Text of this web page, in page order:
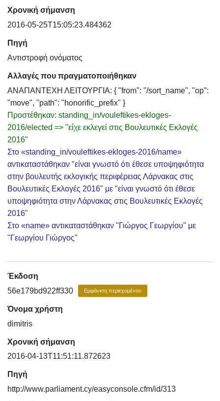
Χρονική σήμανση
2016-05-25T15:05:23.484362
Πηγή
Αντιστροφή ονόματος
Αλλαγές που πραγματοποιήθηκαν
ΑΝΑΠΑΝΤΕΧΗ ΛΕΙΤΟΥΡΓΙΑ: { "from": "/sort_name", "op":
"move", "path": "honorific_prefix" }
Προστέθηκαν: standing_in/vouleftikes-ekloges-
2016/elected => "είχε εκλεγεί στις Βουλευτικές Εκλογές
2016"
Στο «standing_in/vouleftikes-ekloges-2016/name»
αντικαταστάθηκαν "είναι γνωστό ότι έθεσε υποψηφιότητα
στην βουλευτής εκλογικής περιφέρειας Λάρνακας στις
Βουλευτικές Εκλογές 2016" με "είναι γνωστό ότι έθεσε
υποψηφιότητα στην Λάρνακας στις Βουλευτικές Εκλογές
2016"
Στο «name» αντικαταστάθηκαν "Γιώργος Γεωργίου" με
"Γεωργίου Γιώργος"
Έκδοση
56e179bd922ff330
Εμφάνιση περιεχομένου
Όνομα χρήστη
dimitris
Χρονική σήμανση
2016-04-13T11:51:11.872623
Πηγή
http://www.parliament.cy/easyconsole.cfm/id/313